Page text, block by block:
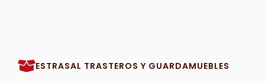
ESTRASAL TRASTEROS Y GUARDAMUEBLES